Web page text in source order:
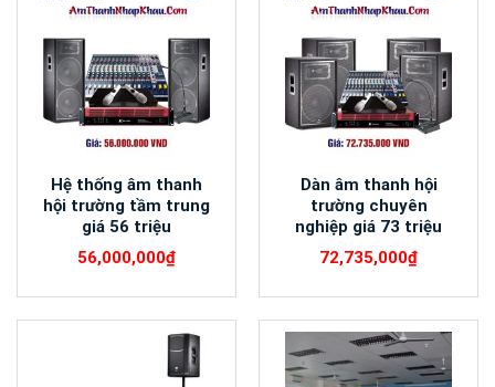
Hệ thống âm thanh
hội trường tầm trung
giá 56 triệu
56,000,000₫
Dàn âm thanh hội
trường chuyên
nghiệp giá 73 triệu
72,735,000₫